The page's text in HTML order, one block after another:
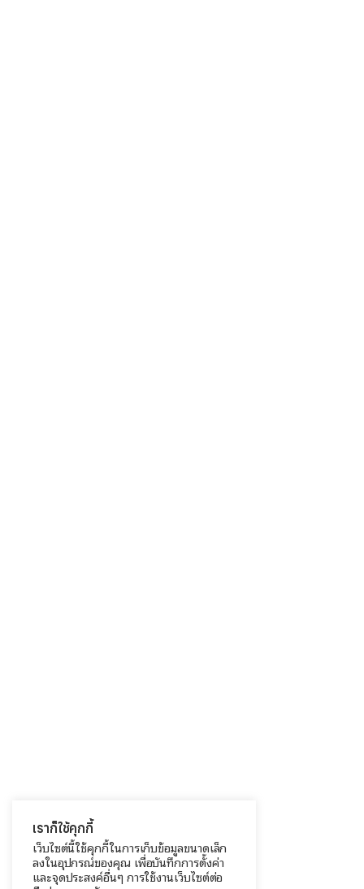
เราก็ใช้คุกกี้
เว็บไซต์นี้ใช้คุกกี้ในการเก็บข้อมูลขนาดเล็ก
ลงในอุปกรณ์ของคุณ เพื่อบันทึกการตั้งค่า
และจุดประสงค์อื่นๆ การใช้งานเว็บไซต์ต่อ